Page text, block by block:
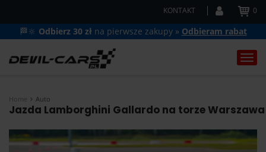
KONTAKT 0
🏁🔆 Odbierz 30 zł na pierwsze zakupy » Odbieram rabat
Home Auto
Jazda Lamborghini Gallardo na torze